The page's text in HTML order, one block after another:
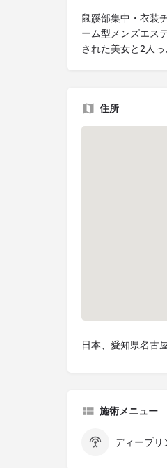
鼠蹊部集中・衣装
ーム型メンズエス
された美女と2人
住所
日本、愛知県名古
施術メニュー
ディープリ